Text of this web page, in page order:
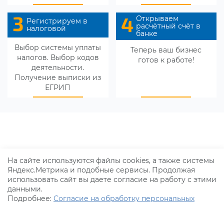
3 Регистрируем в
налоговой
Выбор системы уплаты
налогов. Выбор кодов
деятельности.
Получение выписки из
ЕГРИП
4 Открываем
расчётный счёт в
банке
Теперь ваш бизнес
готов к работе!
© 2026 Агентство недвижимости
На сайте используются файлы cookies, а также системы
Яндекс.Метрика и подобные сервисы. Продолжая
использовать сайт вы даете согласие на работу с этими
данными.
Подробнее: Согласие на обработку персональных